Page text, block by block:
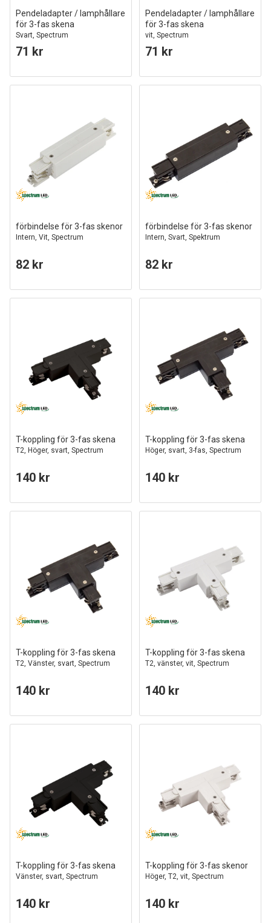
Pendeladapter / lamphållare
för 3-fas skena
Svart, Spectrum
71 kr
Pendeladapter / lamphållare
för 3-fas skena
vit, Spectrum
71 kr
förbindelse för 3-fas skenor
Intern, Vit, Spectrum
82 kr
förbindelse för 3-fas skenor
Intern, Svart, Spektrum
82 kr
T-koppling för 3-fas skena
T2, Höger, svart, Spectrum
140 kr
T-koppling för 3-fas skena
Höger, svart, 3-fas, Spectrum
140 kr
T-koppling för 3-fas skena
T2, Vänster, svart, Spectrum
140 kr
T-koppling för 3-fas skena
T2, vänster, vit, Spectrum
140 kr
T-koppling för 3-fas skena
Vänster, svart, Spectrum
140 kr
T-koppling för 3-fas skenor
Höger, T2, vit, Spectrum
140 kr